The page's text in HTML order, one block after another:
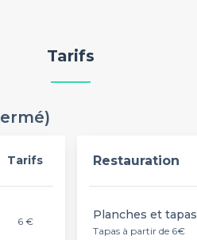
Tarifs
Tarifs
6 €
Restauration
Planches et tapas
Tapas à partir de 6€